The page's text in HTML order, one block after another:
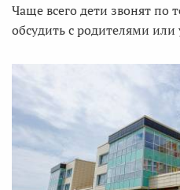
Чаще всего дети звонят
обсудить с родителями